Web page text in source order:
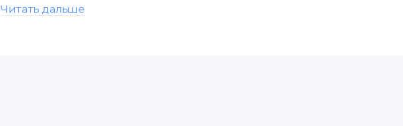
Максимальный потребляемый ток каждого канала: 0.35mA;
Читать дальше